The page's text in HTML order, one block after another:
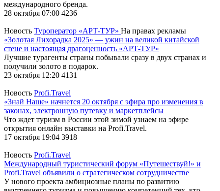
международного бренда.
28 октября 07:00 4236
Новость Туроператор «АРТ-ТУР» На правах рекламы
«Золотая Лихорадка 2025» — ужин на великой китайской
стене и настоящая драгоценность «АРТ-ТУР»
Лучшие турагенты страны побывали сразу в двух странах и
получили золото в подарок.
23 октября 12:20 4131
Новость Profi.Travel
«Знай Наше» начнется 20 октября с эфира про изменения в
законах, электронную путевку и маркетплейсы
Что ждет туризм в России этой зимой узнаем на эфире
открытия онлайн выставки на Profi.Travel.
17 октября 19:04 3918
Новость Profi.Travel
Международный туристический форум «Путешествуй!» и
Profi.Travel объявили о стратегическом сотрудничестве
У нового проекта амбициозные планы по развитию